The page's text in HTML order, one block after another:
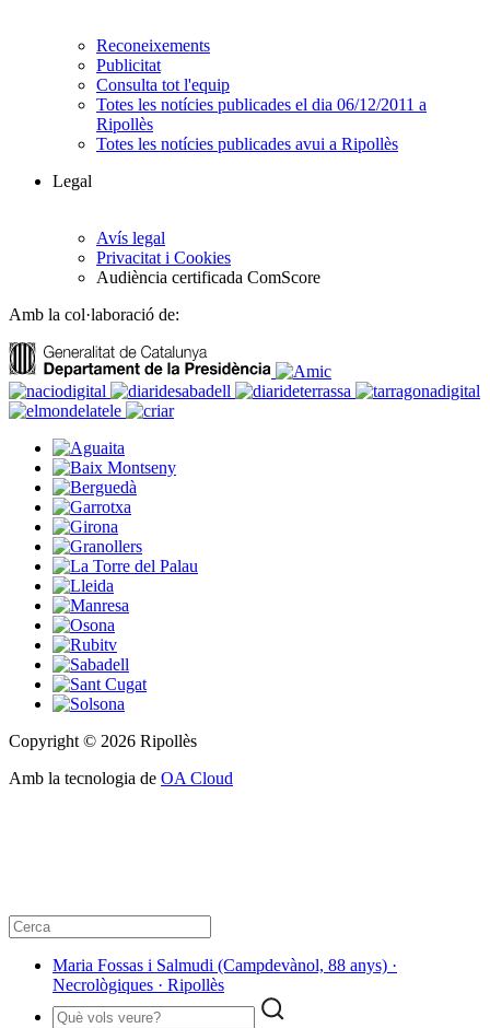
Reconeixements
Publicitat
Consulta tot l'equip
Totes les notícies publicades el dia 06/12/2011 a
Ripollès
Totes les notícies publicades avui a Ripollès
Legal
Avís legal
Privacitat i Cookies
Audiència certificada ComScore
Amb la col·laboració de:
Copyright © 2026 Ripollès
Amb la tecnologia de OA Cloud
Maria Fossas i Salmudi (Campdevànol, 88 anys) ·
Necrològiques · Ripollès